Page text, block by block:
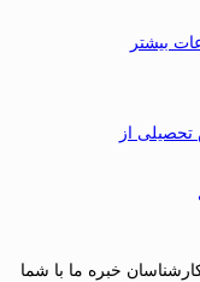
بیشتر
از
خبره ما با شما